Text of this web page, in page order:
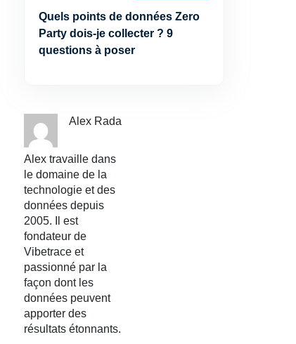
Quels points de données Zero
Party dois-je collecter ? 9
questions à poser
Alex Rada
Alex travaille dans
le domaine de la
technologie et des
données depuis
2005. Il est
fondateur de
Vibetrace et
passionné par la
façon dont les
données peuvent
apporter des
résultats étonnants.